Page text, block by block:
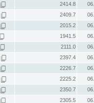
2414.8
2409.7
2015.2
1941.5
2111.0
2397.4
2226.7
2225.2
2350.7
2305.5